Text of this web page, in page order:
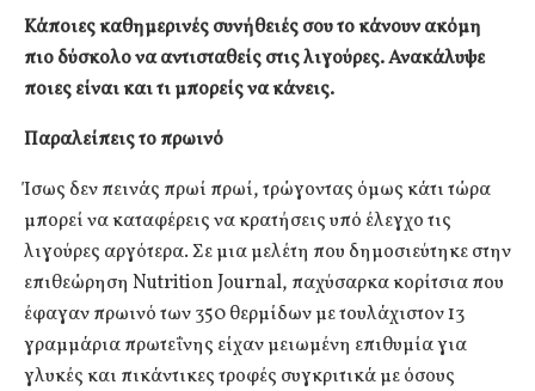
Κάποιες καθημερινές συνήθειές σου το κάνουν ακόμη
πιο δύσκολο να αντισταθείς στις λιγούρες. Ανακάλυψε
ποιες είναι και τι μπορείς να κάνεις.
Παραλείπεις το πρωινό
Ίσως δεν πεινάς πρωί πρωί, τρώγοντας όμως κάτι τώρα
μπορεί να καταφέρεις να κρατήσεις υπό έλεγχο τις
λιγούρες αργότερα. Σε μια μελέτη που δημοσιεύτηκε στην
επιθεώρηση Nutrition Journal, παχύσαρκα κορίτσια που
έφαγαν πρωινό των 350 θερμίδων με τουλάχιστον 13
γραμμάρια πρωτεΐνης είχαν μειωμένη επιθυμία για
γλυκές και πικάντικες τροφές συγκριτικά με όσους